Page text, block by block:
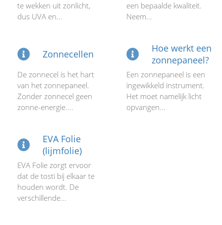
te wekken uit zonlicht,
dus UVA en...
een bepaalde kwaliteit.
Neem...
Zonnecellen
De zonnecel is het hart
van het zonnepaneel.
Zonder zonnecel geen
zonne-energie....
Hoe werkt een
zonnepaneel?
Een zonnepaneel is een
ingewikkeld instrument.
Het moet namelijk licht
opvangen...
EVA Folie
(lijmfolie)
EVA Folie zorgt ervoor
dat de tosti bij elkaar te
houden wordt. De
verschillende...